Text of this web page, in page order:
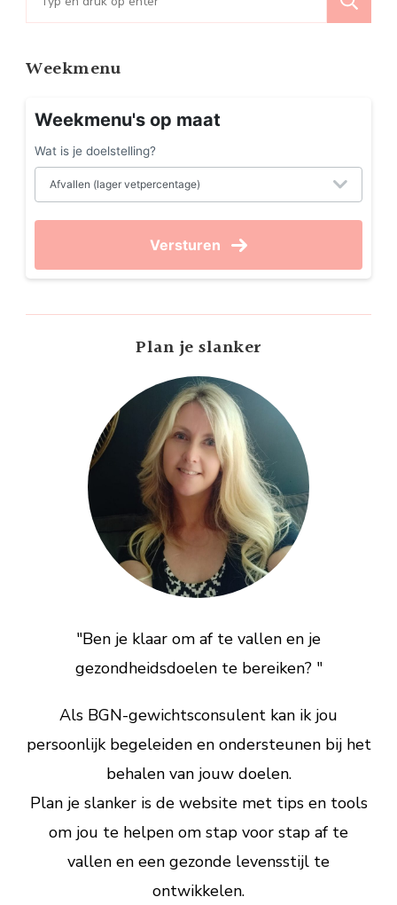
naar:
Weekmenu
Weekmenu's op maat
Wat is je doelstelling?
Versturen
Plan je slanker
"Ben je klaar om af te vallen en je
gezondheidsdoelen te bereiken? "
Als BGN-gewichtsconsulent kan ik jou
persoonlijk begeleiden en ondersteunen bij het
behalen van jouw doelen.
Plan je slanker is de website met tips en tools
om jou te helpen om stap voor stap af te
vallen en een gezonde levensstijl te
ontwikkelen.